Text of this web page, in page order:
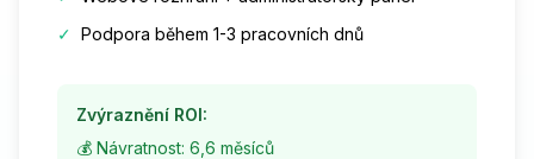
✓ Podpora během 1-3 pracovních dnů
Zvýraznění ROI:
💰 Návratnost: 6,6 měsíců